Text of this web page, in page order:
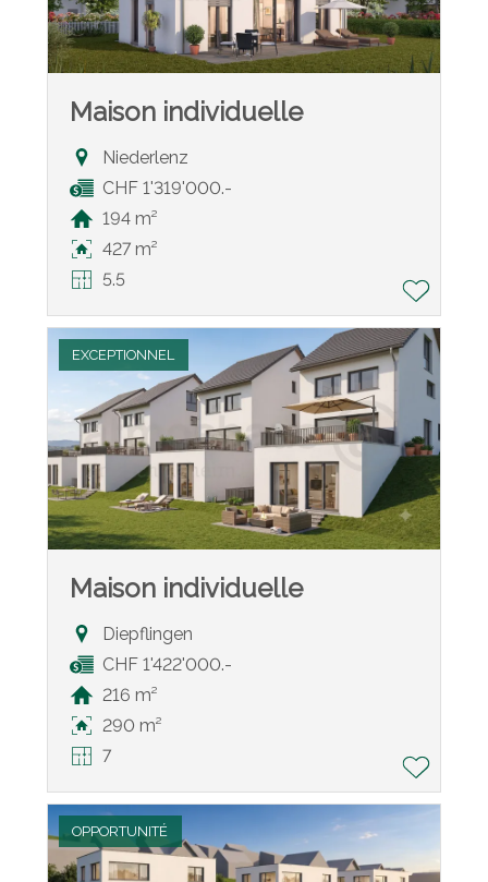
Maison individuelle
Niederlenz
CHF 1'319'000.-
194 m²
427 m²
5.5
EXCEPTIONNEL
Maison individuelle
Diepflingen
CHF 1'422'000.-
216 m²
290 m²
7
OPPORTUNITÉ